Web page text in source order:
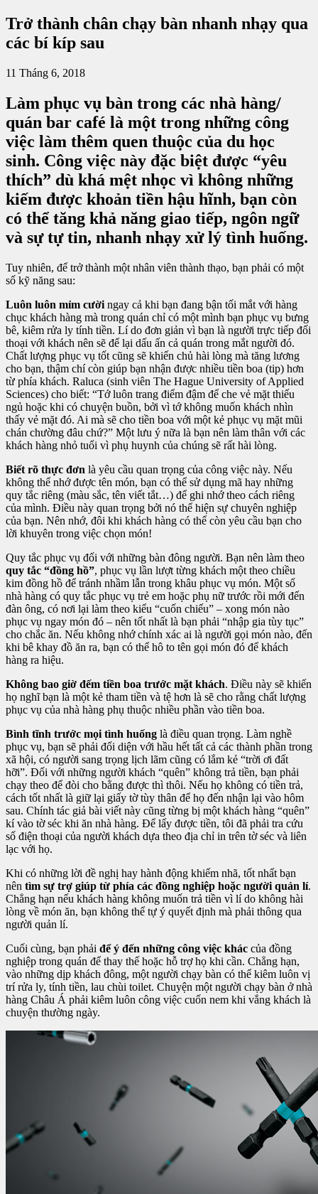
Trở thành chân chạy bàn nhanh nhạy qua
các bí kíp sau
11 Tháng 6, 2018
Làm phục vụ bàn trong các nhà hàng/
quán bar café là một trong những công
việc làm thêm quen thuộc của du học
sinh. Công việc này đặc biệt được “yêu
thích” dù khá mệt nhọc vì không những
kiếm được khoản tiền hậu hĩnh, bạn còn
có thể tăng khả năng giao tiếp, ngôn ngữ
và sự tự tin, nhanh nhạy xử lý tình huống.
Tuy nhiên, để trở thành một nhân viên thành thạo, bạn phải có một
số kỹ năng sau:
Luôn luôn mỉm cười ngay cả khi bạn đang bận tối mắt với hàng
chục khách hàng mà trong quán chỉ có một mình bạn phục vụ bưng
bê, kiêm rửa ly tính tiền. Lí do đơn giản vì bạn là người trực tiếp đối
thoại với khách nên sẽ để lại dấu ấn cả quán trong mắt người đó.
Chất lượng phục vụ tốt cũng sẽ khiến chủ hài lòng mà tăng lương
cho bạn, thậm chí còn giúp bạn nhận được nhiều tiền boa (tip) hơn
từ phía khách. Raluca (sinh viên The Hague University of Applied
Sciences) cho biết: “Tớ luôn trang điểm đậm để che vẻ mặt thiếu
ngủ hoặc khi có chuyện buồn, bởi vì tớ không muốn khách nhìn
thấy vẻ mặt đó. Ai mà sẽ cho tiền boa với một kẻ phục vụ mặt mũi
chán chường đâu chứ?” Một lưu ý nữa là bạn nên làm thân với các
khách hàng nhỏ tuổi vì phụ huynh của chúng sẽ rất hài lòng.
Biết rõ thực đơn là yêu cầu quan trọng của công việc này. Nếu
không thể nhớ được tên món, bạn có thể sử dụng mã hay những
quy tắc riêng (màu sắc, tên viết tắt…) để ghi nhớ theo cách riêng
của mình. Điều này quan trọng bởi nó thể hiện sự chuyên nghiệp
của bạn. Nên nhớ, đôi khi khách hàng có thể còn yêu cầu bạn cho
lời khuyên trong việc chọn món!
Quy tắc phục vụ đối với những bàn đông người. Bạn nên làm theo
quy tắc “đồng hồ”, phục vụ lần lượt từng khách một theo chiều
kim đồng hồ để tránh nhầm lẫn trong khâu phục vụ món. Một số
nhà hàng có quy tắc phục vụ trẻ em hoặc phụ nữ trước rồi mới đến
đàn ông, có nơi lại làm theo kiểu “cuốn chiếu” – xong món nào
phục vụ ngay món đó – nên tốt nhất là bạn phải “nhập gia tùy tục”
cho chắc ăn. Nếu không nhớ chính xác ai là người gọi món nào, đến
khi bê khay đồ ăn ra, bạn có thể hô to tên gọi món đó để khách
hàng ra hiệu.
Không bao giờ đếm tiền boa trước mặt khách. Điều này sẽ khiến
họ nghĩ bạn là một kẻ tham tiền và tệ hơn là sẽ cho rằng chất lượng
phục vụ của nhà hàng phụ thuộc nhiều phần vào tiền boa.
Bình tĩnh trước mọi tình huống là điều quan trọng. Làm nghề
phục vụ, bạn sẽ phải đối diện với hầu hết tất cả các thành phần trong
xã hội, có người sang trọng lịch lãm cũng có lắm kẻ “trời ơi đất
hỡi”. Đối với những người khách “quên” không trả tiền, bạn phải
chạy theo để đòi cho bằng được thì thôi. Nếu họ không có tiền trả,
cách tốt nhất là giữ lại giấy tờ tùy thân để họ đến nhận lại vào hôm
sau. Chính tác giả bài viết này cũng từng bị một khách hàng “quên”
kí vào tờ séc khi ăn nhà hàng. Để lấy được tiền, tôi đã phải tra cứu
số điện thoại của người khách dựa theo địa chỉ in trên tờ séc và liên
lạc với họ.
Khi có những lời đề nghị hay hành động khiếm nhã, tốt nhất bạn
nên tìm sự trợ giúp từ phía các đồng nghiệp hoặc người quản lí.
Chẳng hạn nếu khách hàng không muốn trả tiền vì lí do không hài
lòng về món ăn, bạn không thể tự ý quyết định mà phải thông qua
người quản lí.
Cuối cùng, bạn phải để ý đến những công việc khác của đồng
nghiệp trong quán để thay thế hoặc hỗ trợ họ khi cần. Chẳng hạn,
vào những dịp khách đông, một người chạy bàn có thể kiêm luôn vị
trí rửa ly, tính tiền, lau chùi toilet. Chuyện một người chạy bàn ở nhà
hàng Châu Á phải kiêm luôn công việc cuốn nem khi vắng khách là
chuyện thường ngày.